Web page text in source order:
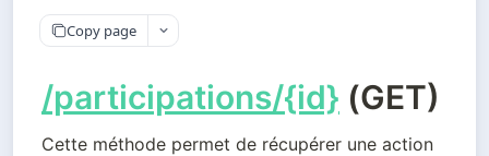
Copy page
/participations/{id} (GET)
Cette méthode permet de récupérer une action